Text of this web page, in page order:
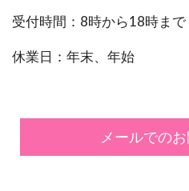
受付時間：8時から18時まで
休業日：年末、年始
メールでの